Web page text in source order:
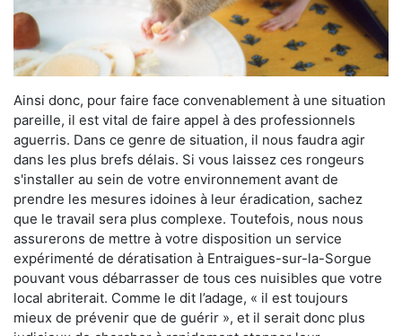
Ainsi donc, pour faire face convenablement à une situation
pareille, il est vital de faire appel à des professionnels
aguerris. Dans ce genre de situation, il nous faudra agir
dans les plus brefs délais. Si vous laissez ces rongeurs
s'installer au sein de votre environnement avant de
prendre les mesures idoines à leur éradication, sachez
que le travail sera plus complexe. Toutefois, nous nous
assurerons de mettre à votre disposition un service
expérimenté de dératisation à Entraigues-sur-la-Sorgue
pouvant vous débarrasser de tous ces nuisibles que votre
local abriterait. Comme le dit l’adage, « il est toujours
mieux de prévenir que de guérir », et il serait donc plus